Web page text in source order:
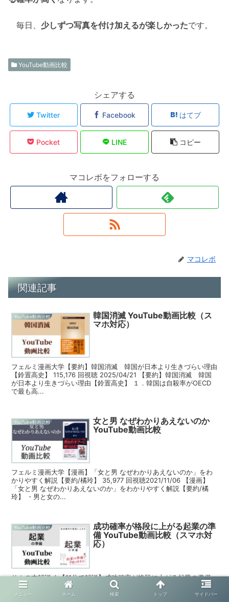
毎日、 少しずつ写真を付け加えるが楽しかったです。
YouTube動画比較
シェアする
Twitter Facebook はてブ
Pocket LINE コピー
マコレボをフォローする
マコレボ
関連記事
YouTube動画比較
韓国消滅 YouTube動画比較（ス
マホ対応）
フェルミ漫画大学【要約】韓国消滅 韓国が日本より生きづらい理由
【鈴置高史】 115,176 回視聴 2025/04/21 【要約】韓国消滅 韓国
が日本より生きづらい理由【鈴置高史】 １．韓国は自殺率がOECD
で最も高...
YouTube動画比較
女と男 なぜわかりあえないのか
YouTube動画比較
フェルミ漫画大学【漫画】「女と男 なぜわかりあえないのか」をわ
かりやすく解説【要約/橘玲】 35,977 回視聴2021/11/06 【漫画】
「女と男 なぜわかりあえないのか」をわかりやすく解説【要約/橘
玲】 ・男と女の...
YouTube動画比較
成功確率が格段に上がる起業の準
備 YouTube動画比較（スマホ対
応）
サムの本解説ch【11分で解説】成功確率が格段に上がる起業の準備
15,650 回視聴 2023/12/19 【11分で解説】成功確率が格段に上がる
起業の準備 １．企業に必要なたった1つの準備 ①「利益＝売上－
メニュー ホーム 検索 トップ サイドバー